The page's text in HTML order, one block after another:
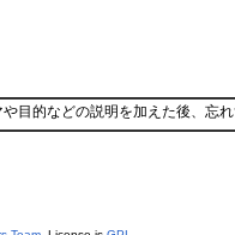
目的などの説明を加えた後、忘